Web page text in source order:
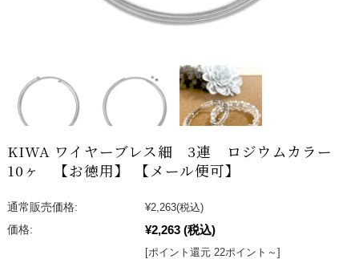
KIWA ワイヤーブレス細 3連 ロジウムカラー
10ヶ 【お徳用】 【メール便可】
通常販売価格: ¥2,263(税込)
価格:
¥2,263 (税込)
[ポイント還元 22ポイント～]